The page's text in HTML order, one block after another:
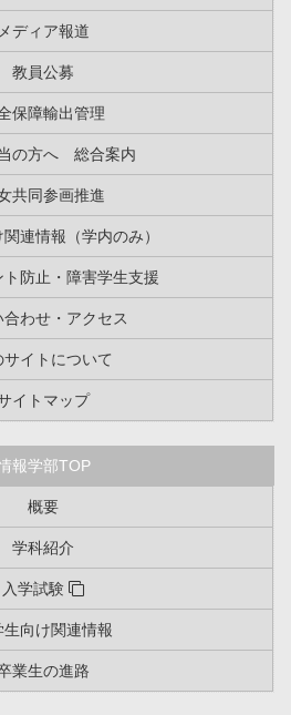
メディア報道
教員公募
保障輸出管理
の方へ 総合案内
共同参画推進
連情報（学内のみ）
防止・障害学生支援
合わせ・アクセス
サイトについて
イトマップ
報学部TOP
概要
学科紹介
入学試験
生向け関連情報
業生の進路